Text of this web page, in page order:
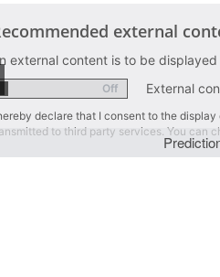
external content
content is to be displayed
External content
declare that I consent to the display of
to third party services. You can
Prediction of